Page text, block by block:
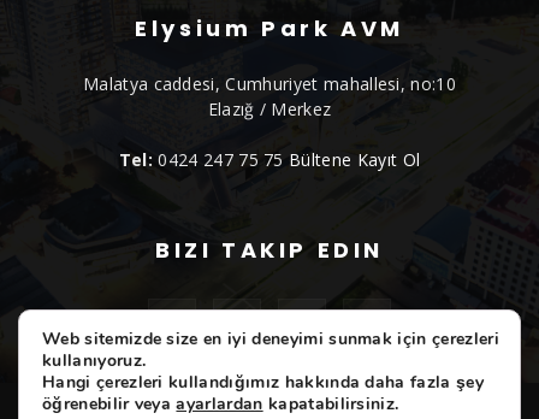
Elysium Park AVM
Malatya caddesi, Cumhuriyet mahallesi, no:10
Elazığ / Merkez
Tel: 0424 247 75 75 Bültene Kayıt Ol
BIZI TAKIP EDIN
ELYSIUM Etkinliklerimiz Markalarımız Hizmetlerimiz
Web sitemizde size en iyi deneyimi sunmak için çerezleri
kullanıyoruz.
Hangi çerezleri kullandığımız hakkında daha fazla şey
öğrenebilir veyaayarlardan kapatabilirsiniz.